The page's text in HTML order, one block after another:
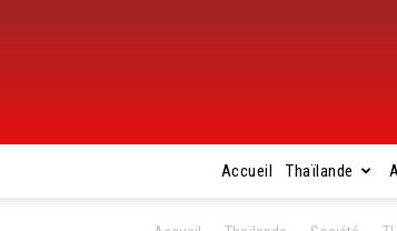
Accueil Thaïlande